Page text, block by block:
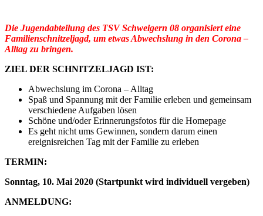
Die Jugendabteilung des TSV Schweigern 08 organisiert eine
Familienschnitzeljagd, um etwas Abwechslung in den Corona –
Alltag zu bringen.
ZIEL DER SCHNITZELJAGD IST:
Abwechslung im Corona – Alltag
Spaß und Spannung mit der Familie erleben und gemeinsam
verschiedene Aufgaben lösen
Schöne und/oder Erinnerungsfotos für die Homepage
Es geht nicht ums Gewinnen, sondern darum einen
ereignisreichen Tag mit der Familie zu erleben
TERMIN:
Sonntag, 10. Mai 2020 (Startpunkt wird individuell vergeben)
ANMELDUNG: